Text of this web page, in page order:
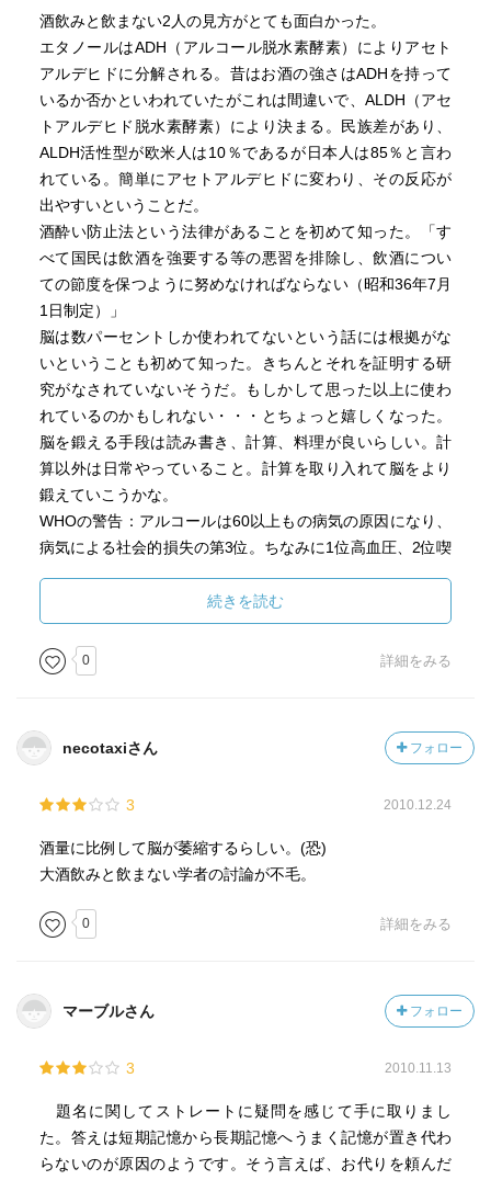
一歩間違えば人生を棒に振りかねない、飲酒という危険な
娯楽。その時、脳内では何が起こっているのだろう？
脳の「前頭前野」という部分が本書では頻出するキーワ
ード。思考・判断・創造性・社会性といった人間らしさの
源とな部分で、記憶の読み出しについてもこの部分が関わ
っているらしい。
これらを中心に飲酒と脳の関係を探っていくのだが、意
外な事に「ほろ酔い」の時期には普段より脳が活性化して
いる時間帯があるらしい。この現象をうまく利用すれば仕
事にも活かせそうな気がするが…。しかしこれが難しいの
である。第一ほろ酔いの時に脳が活性化するという事は、
飲酒の状態では同じ事をするのに脳のもっと多くの部分を
使う必要がある、というだけの事なのかも知れない。とい
うか、そもそもほろ酔いの状態をキープするのが難し
い…。
そんな感じで、お酒と脳に関する面白い話題がわかりや
すく紹介されている。
弱いという違いはどういった原因で発生するのか。なぜ酔
っ払いは同じ話ばかりするのか。大人の脳と子供の脳の違
ている。酒飲みならずとも必読の一冊だ。
お酒は人間だけが楽しむ事を許された娯楽だ。そしても
も同じ結論を持っているのだと気づくだろう。
に無理に飲ませない。そして周りの人に迷惑をかけないよ
そんな、当たり前だけど大切な事である。
き合っていこう。改めてそう思わされた本だった。
酒飲みと飲まない2人の見方がとても面白かった。
エタノールはADH（アルコール脱水素酵素）によりアセト
アルデヒドに分解される。昔はお酒の強さはADHを持って
いるか否かといわれていたがこれは間違いで、ALDH（アセ
トアルデヒド脱水素酵素）により決まる。民族差があり、
ALDH活性型が欧米人は10％であるが日本人は85％と言わ
れている。簡単にアセトアルデヒドに変わり、その反応が
出やすいということだ。
酒酔い防止法という法律があることを初めて知った。「す
べて国民は飲酒を強要する等の悪習を排除し、飲酒につい
ての節度を保つように努めなければならない（昭和36年7月
1日制定）」
脳は数パーセントしか使われてないという話には根拠がな
いということも初めて知った。きちんとそれを証明する研
究がなされていないそうだ。もしかして思った以上に使わ
れているのかもしれない・・・とちょっと嬉しくなった。
脳を鍛える手段は読み書き、計算、料理が良いらしい。計
算以外は日常やっていること。計算を取り入れて脳をより
鍛えていこうかな。
WHOの警告：アルコールは60以上もの病気の原因になり、
病気による社会的損失の第3位。ちなみに1位高血圧、2位喫
活動が始まったことも覚えておこう。
続きを読む
0 詳細をみる
necotaxiさん フォロー
3 2010.12.24
酒量に比例して脳が萎縮するらしい。(恐)
大酒飲みと飲まない学者の討論が不毛。
0 詳細をみる
マーブルさん フォロー
3 2010.11.13
題名に関してストレートに疑問を感じて手に取りまし
た。答えは短期記憶から長期記憶へうまく記憶が置き代わ
らないのが原因のようです。そう言えば、お代りを頼んだ